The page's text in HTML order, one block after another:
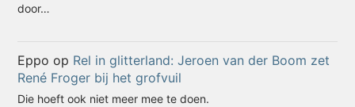
door…
Eppo op Rel in glitterland: Jeroen van der Boom zet
René Froger bij het grofvuil
Die hoeft ook niet meer mee te doen.